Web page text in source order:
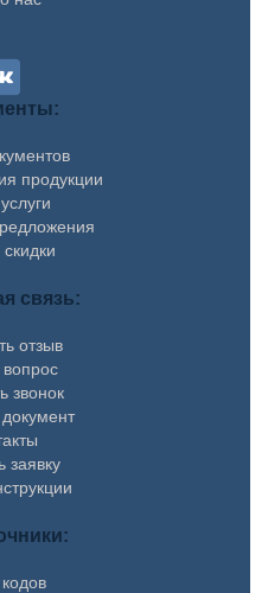
продукции
связь:
отзыв
вопрос
звонок
документ
заявку